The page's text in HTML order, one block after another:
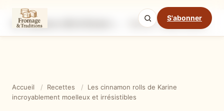
S'abonner
Ingrédients Étapes
Mode cuisine
Accueil / Recettes /
Les cinnamon rolls de Karine
incroyablement moelleux et irrésistibles